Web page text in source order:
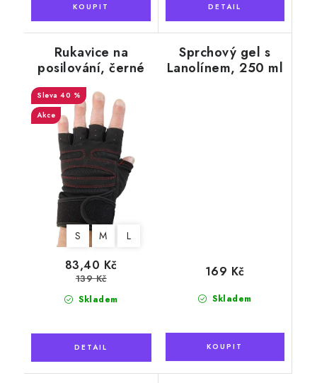
Rukavice na
posilování, černé
40 %
Akce
S M L
Skladem
83,40 Kč
139 Kč
Sprchový gel s
Lanolínem, 250 ml
Skladem
169 Kč